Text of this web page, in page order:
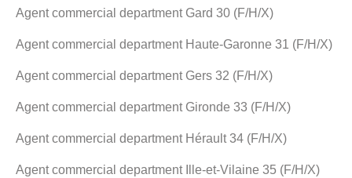
Agent commercial department Gard 30 (F/H/X)
Agent commercial department Haute-Garonne 31 (F/H/X)
Agent commercial department Gers 32 (F/H/X)
Agent commercial department Gironde 33 (F/H/X)
Agent commercial department Hérault 34 (F/H/X)
Agent commercial department Ille-et-Vilaine 35 (F/H/X)